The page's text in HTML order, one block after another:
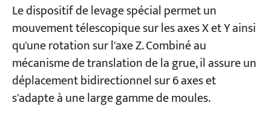
Le dispositif de levage spécial permet un
mouvement télescopique sur les axes X et Y ainsi
qu'une rotation sur l'axe Z. Combiné au
mécanisme de translation de la grue, il assure un
déplacement bidirectionnel sur 6 axes et
s'adapte à une large gamme de moules.